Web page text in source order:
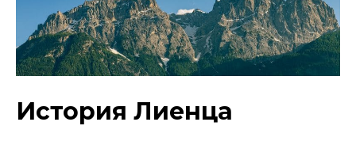
История Лиенца